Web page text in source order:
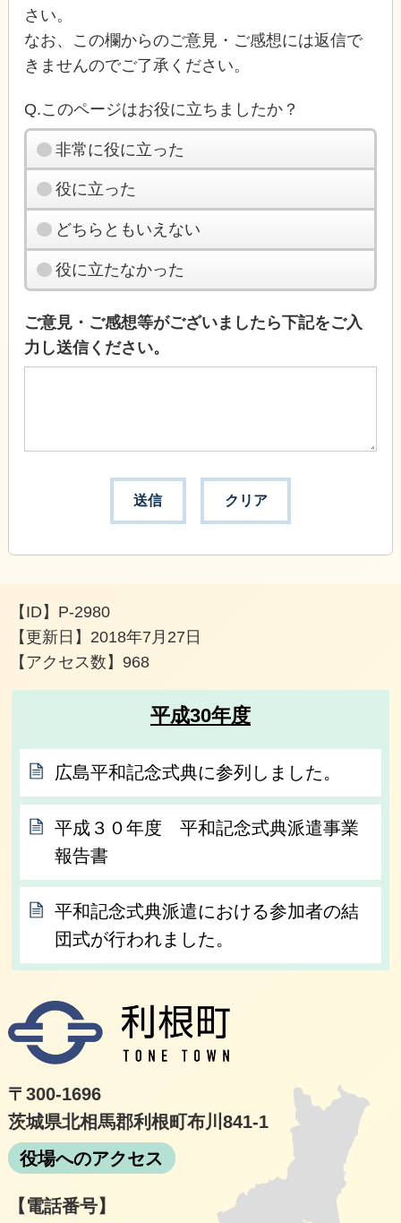
さい。
なお、この欄からのご意見・ご感想には返信で
きませんのでご了承ください。
Q.このページはお役に立ちましたか？
非常に役に立った
役に立った
どちらともいえない
役に立たなかった
ご意見・ご感想等がございましたら下記をご入
力し送信ください。
【ID】 P-2980
【更新日】 2018年7月27日
【アクセス数】968
平成30年度
広島平和記念式典に参列しました。
平成３０年度 平和記念式典派遣事業
報告書
平和記念式典派遣における参加者の結
団式が行われました。
〒300-1696
茨城県北相馬郡利根町布川841-1
役場へのアクセス
【電話番号】